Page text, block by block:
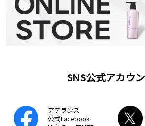
SNS公式アカウ
アデランス
公式Facebook